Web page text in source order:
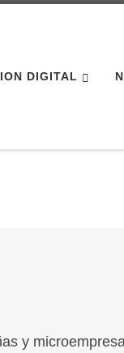
DIGITAL
y